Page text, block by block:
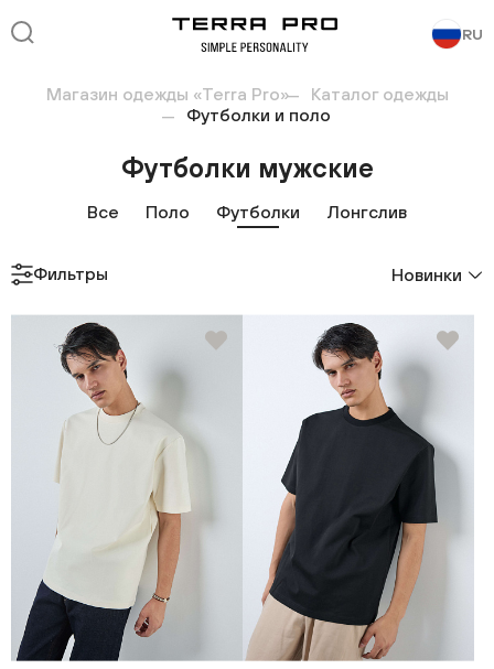
RU
Магазин одежды «Terra Pro»
Каталог одежды
Футболки и поло
Футболки мужские
Все Поло Футболки Лонгслив
Фильтры Новинки